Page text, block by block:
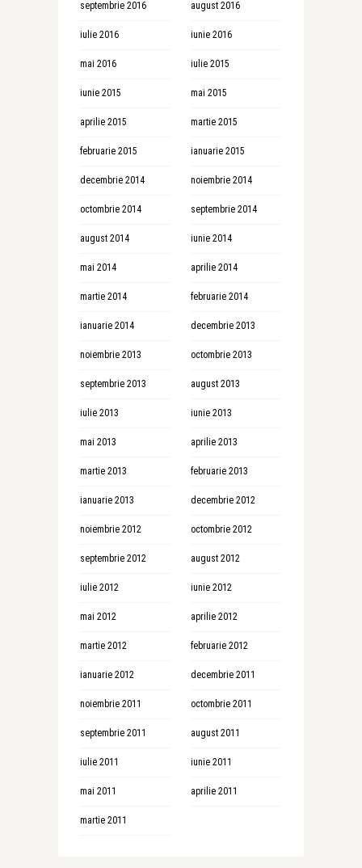
septembrie 2016 august 2016
iulie 2016 iunie 2016
mai 2016 iulie 2015
iunie 2015 mai 2015
aprilie 2015 martie 2015
februarie 2015 ianuarie 2015
decembrie 2014 noiembrie 2014
octombrie 2014 septembrie 2014
august 2014 iunie 2014
mai 2014 aprilie 2014
martie 2014 februarie 2014
ianuarie 2014 decembrie 2013
noiembrie 2013 octombrie 2013
septembrie 2013 august 2013
iulie 2013 iunie 2013
mai 2013 aprilie 2013
martie 2013 februarie 2013
ianuarie 2013 decembrie 2012
noiembrie 2012 octombrie 2012
septembrie 2012 august 2012
iulie 2012 iunie 2012
mai 2012 aprilie 2012
martie 2012 februarie 2012
ianuarie 2012 decembrie 2011
noiembrie 2011 octombrie 2011
septembrie 2011 august 2011
iulie 2011 iunie 2011
mai 2011 aprilie 2011
martie 2011